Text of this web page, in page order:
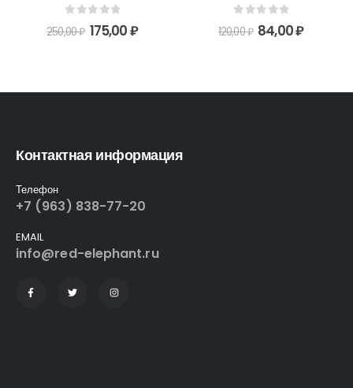
out of 5
250,00₽ 175,00₽ out of 5
120,00₽ 84,00₽
Контактная информация
Телефон
+7 (963) 838-77-20
EMAIL
info@red-elephant.ru